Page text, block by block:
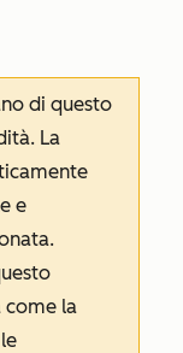
di questo
La
e
come la